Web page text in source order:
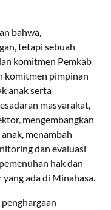
bahwa,
tetapi sebuah
komitmen Pemkab
komitmen pimpinan
anak serta
masyarakat,
mengembangkan
menambah
dan evaluasi
hak dan
ada di Minahasa.